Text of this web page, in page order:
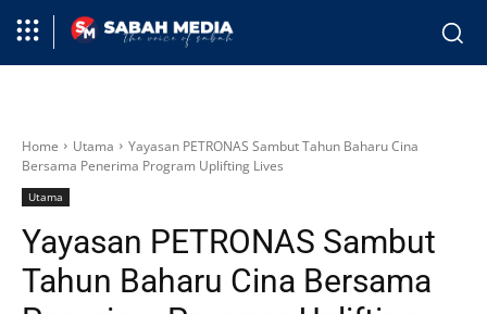
Home Utama
Yayasan PETRONAS Sambut Tahun Baharu Cina
Bersama Penerima Program Uplifting Lives
Utama
Yayasan PETRONAS Sambut
Tahun Baharu Cina Bersama